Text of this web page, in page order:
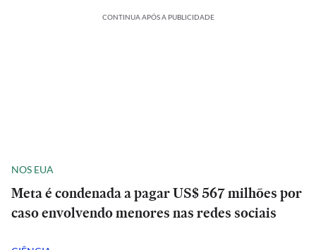
CONTINUA APÓS A PUBLICIDADE
NOS EUA
Meta é condenada a pagar US$ 567 milhões por
caso envolvendo menores nas redes sociais